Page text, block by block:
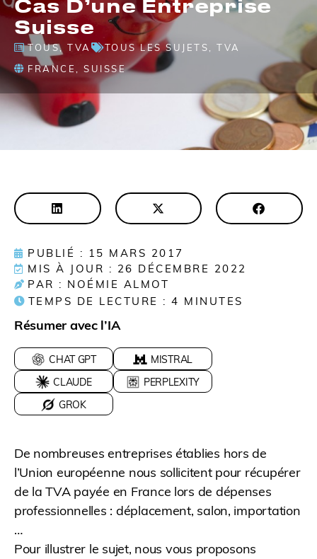
Cas D’une Entreprise
Suisse
TOUS, TVA TOUS LES SUJETS
TVA
FRANCE
SUISSE
PUBLIÉ : 15 MARS 2017
MIS À JOUR : 26 DÉCEMBRE 2022
PAR : NOÉMIE ALMOT
TEMPS DE LECTURE : 4 MINUTES
Résumer avec l’IA
CHAT GPT
MISTRAL
CLAUDE
PERPLEXITY
GROK
De nombreuses entreprises établies hors de
l’Union européenne nous sollicitent pour récupérer
de la TVA payée en France lors de dépenses
professionnelles : déplacement, salon, importation
…
Pour illustrer le sujet, nous vous proposons